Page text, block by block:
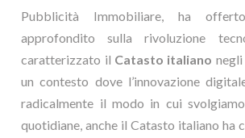
Pubblicità Immobiliare, ha
approfondito sulla rivoluzione
caratterizzato il Catasto italiano
un contesto dove l’innovazione
radicalmente il modo in cui
quotidiane, anche il Catasto italiano ha